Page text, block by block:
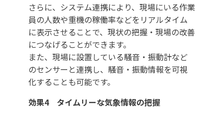
さらに、システム連携により、現場にいる作業
員の人数や重機の稼働率などをリアルタイム
に表示させることで、現状の把握・現場の改善
につなげることができます。
また、現場に設置している騒音・振動計など
のセンサーと連携し、騒音・振動情報を可視
化することも可能です。
効果4 タイムリーな気象情報の把握